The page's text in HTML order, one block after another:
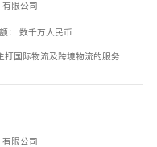
限公司
： 数千万人民币
物流企业在互联网上建立自己的平台，核心产品包括运价通、生意通、业务通、订舱通、招财通等，奥林网络科技（宁波）有限公司旗下产品。
限公司